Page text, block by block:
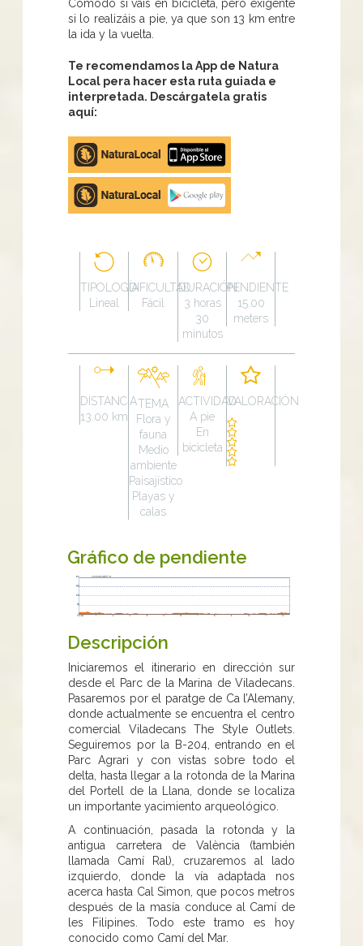
Cómodo si vais en bicicleta, pero exigente
si lo realizáis a pie, ya que son 13 km entre
la ida y la vuelta.
Te recomendamos la App de Natura
Local pera hacer esta ruta guiada e
interpretada. Descárgatela gratis
aquí:
Apple
store
Google
Play
TIPOLOGÍA
Lineal
DIFICULTAD
Fácil
DURACIÓN
3 horas
30
minutos
PENDIENTE
15.00
meters
DISTANCIA
13.00 km
TEMA
Flora y
fauna
Medio
ambiente
Paisajístico
Playas y
calas
ACTIVIDAD
A pie
En
bicicleta
VALORACIÓN
Gráfico de pendiente
Descripción
Iniciaremos el itinerario en dirección sur
desde el Parc de la Marina de Viladecans.
Pasaremos por el paratge de Ca l’Alemany,
donde actualmente se encuentra el centro
comercial Viladecans The Style Outlets.
Seguiremos por la B-204, entrando en el
Parc Agrari y con vistas sobre todo el
delta, hasta llegar a la rotonda de la Marina
del Portell de la Llana, donde se localiza
un importante yacimiento arqueológico.
A continuación, pasada la rotonda y la
antigua carretera de València (también
llamada Camí Ral), cruzaremos al lado
izquierdo, donde la vía adaptada nos
acerca hasta Cal Simon, que pocos metros
después de la masía conduce al Camí de
les Filipines. Todo este tramo es hoy
conocido como Camí del Mar.